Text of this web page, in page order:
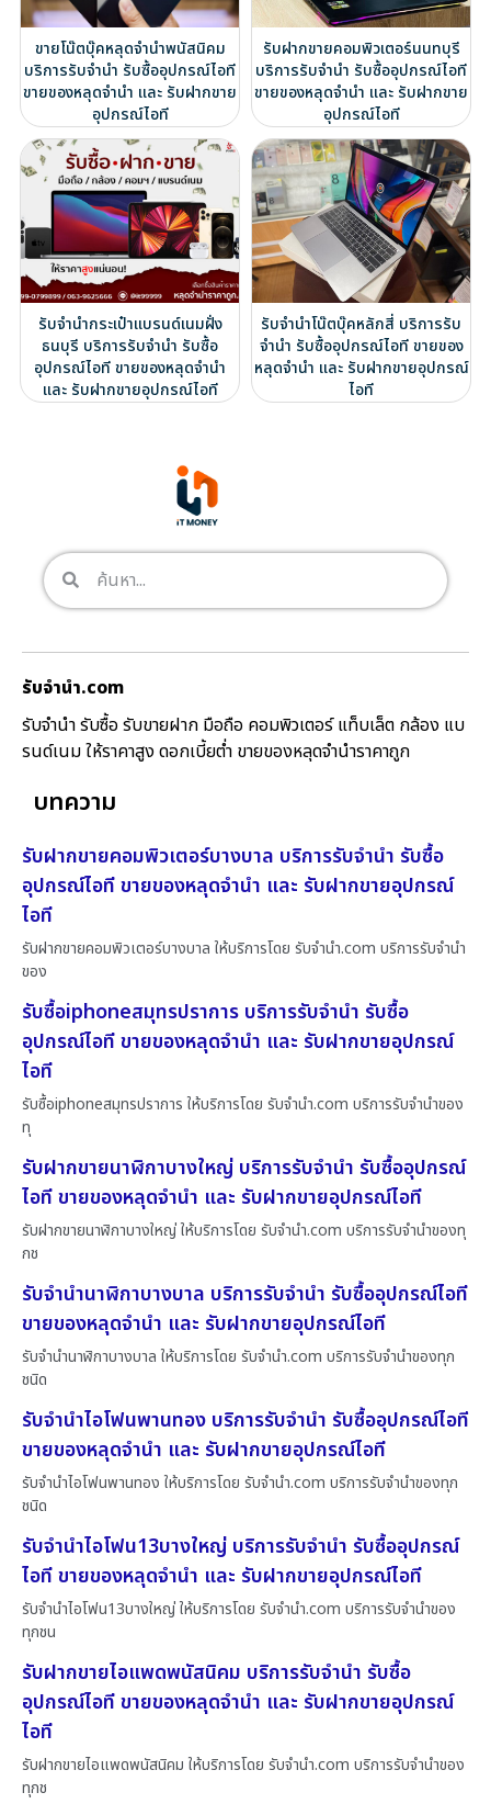
ขายโน๊ตบุ๊คหลุดจำนำพนัสนิคม
บริการรับจำนำ รับซื้ออุปกรณ์ไอที
ขายของหลุดจำนำ และ รับฝากขาย
อุปกรณ์ไอที
รับฝากขายคอมพิวเตอร์นนทบุรี
บริการรับจำนำ รับซื้ออุปกรณ์ไอที
ขายของหลุดจำนำ และ รับฝากขาย
อุปกรณ์ไอที
รับจำนำกระเป๋าแบรนด์เนมฝั่ง
ธนบุรี บริการรับจำนำ รับซื้อ
อุปกรณ์ไอที ขายของหลุดจำนำ
และ รับฝากขายอุปกรณ์ไอที
รับจำนำโน๊ตบุ๊คหลักสี่ บริการรับ
จำนำ รับซื้ออุปกรณ์ไอที ขายของ
หลุดจำนำ และ รับฝากขายอุปกรณ์
ไอที
รับจํานํา.com
รับจำนำ รับซื้อ รับขายฝาก มือถือ คอมพิวเตอร์ แท็บเล็ต กล้อง แบ
รนด์เนม ให้ราคาสูง ดอกเบี้ยต่ำ ขายของหลุดจำนำราคาถูก
บทความ
รับฝากขายคอมพิวเตอร์บางบาล บริการรับจำนำ รับซื้อ
อุปกรณ์ไอที ขายของหลุดจำนำ และ รับฝากขายอุปกรณ์
ไอที
รับฝากขายคอมพิวเตอร์บางบาล ให้บริการโดย รับจํานํา.com บริการรับจำนำ
ของ
รับซื้อiphoneสมุทรปราการ บริการรับจำนำ รับซื้อ
อุปกรณ์ไอที ขายของหลุดจำนำ และ รับฝากขายอุปกรณ์
ไอที
รับซื้อiphoneสมุทรปราการ ให้บริการโดย รับจํานํา.com บริการรับจำนำของ
ทุ
รับฝากขายนาฬิกาบางใหญ่ บริการรับจำนำ รับซื้ออุปกรณ์
ไอที ขายของหลุดจำนำ และ รับฝากขายอุปกรณ์ไอที
รับฝากขายนาฬิกาบางใหญ่ ให้บริการโดย รับจํานํา.com บริการรับจำนำของทุ
กช
รับจำนำนาฬิกาบางบาล บริการรับจำนำ รับซื้ออุปกรณ์ไอที
ขายของหลุดจำนำ และ รับฝากขายอุปกรณ์ไอที
รับจำนำนาฬิกาบางบาล ให้บริการโดย รับจํานํา.com บริการรับจำนำของทุก
ชนิด
รับจำนำไอโฟนพานทอง บริการรับจำนำ รับซื้ออุปกรณ์ไอที
ขายของหลุดจำนำ และ รับฝากขายอุปกรณ์ไอที
รับจำนำไอโฟนพานทอง ให้บริการโดย รับจํานํา.com บริการรับจำนำของทุก
ชนิด
รับจำนำไอโฟน13บางใหญ่ บริการรับจำนำ รับซื้ออุปกรณ์
ไอที ขายของหลุดจำนำ และ รับฝากขายอุปกรณ์ไอที
รับจำนำไอโฟน13บางใหญ่ ให้บริการโดย รับจํานํา.com บริการรับจำนำของ
ทุกชน
รับฝากขายไอแพดพนัสนิคม บริการรับจำนำ รับซื้อ
อุปกรณ์ไอที ขายของหลุดจำนำ และ รับฝากขายอุปกรณ์
ไอที
รับฝากขายไอแพดพนัสนิคม ให้บริการโดย รับจํานํา.com บริการรับจำนำของ
ทุกช